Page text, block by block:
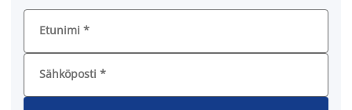
Etunimi *
Sähköposti *